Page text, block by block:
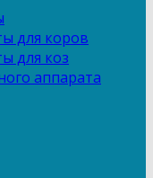
для коров
для коз
аппарата